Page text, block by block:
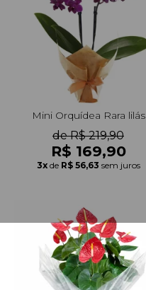
Mini Orquídea Rara lilás
de R$ 219,90
R$ 169,90
3x de R$ 56,63 sem juros